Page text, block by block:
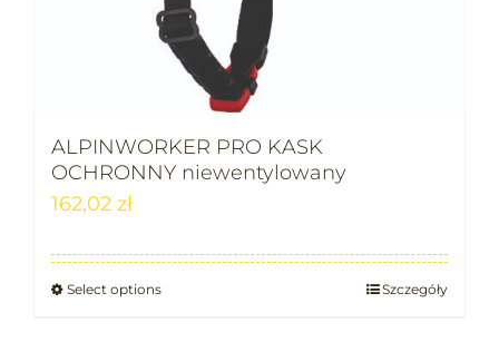
ALPINWORKER PRO KASK
OCHRONNY niewentylowany
162,02 zł
Select options Szczegóły